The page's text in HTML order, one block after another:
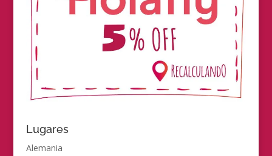
Lugares
Alemania